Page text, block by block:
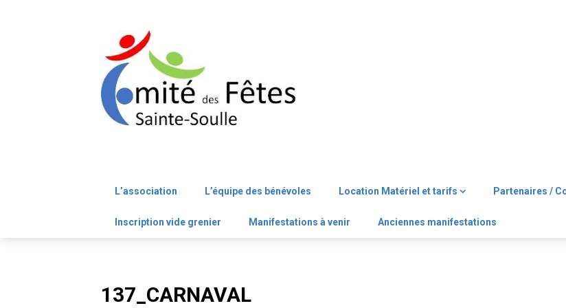
L’association L’équipe des bénévoles Location Matériel et tarifs Partenaires /
Inscription vide grenier Manifestations à venir Anciennes manifestations
137_CARNAVAL